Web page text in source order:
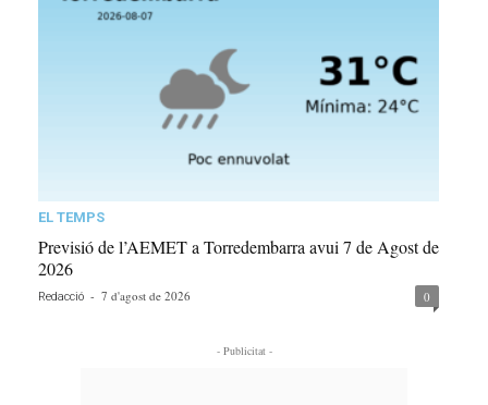
EL TEMPS
Previsió de l’AEMET a Torredembarra avui 7 de Agost de
2026
Redacció - 7 d'agost de 2026 0
- Publicitat -